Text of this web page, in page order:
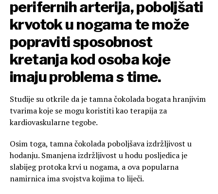
perifernih arterija, poboljšati
krvotok u nogama te može
popraviti sposobnost
kretanja kod osoba koje
imaju problema s time.
Studije su otkrile da je tamna čokolada bogata hranjivim
tvarima koje se mogu koristiti kao terapija za
kardiovaskularne tegobe.
Osim toga, tamna čokolada poboljšava izdržljivost u
hodanju. Smanjena izdržljivost u hodu posljedica je
slabijeg protoka krvi u nogama, a ova popularna
namirnica ima svojstva kojima to liječi.